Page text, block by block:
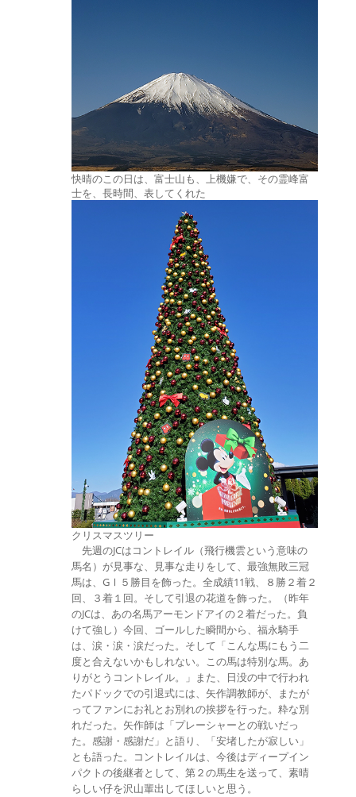
快晴のこの日は、富士山も、上機嫌で、その霊峰富
士を、長時間、表してくれた
クリスマスツリー
先週のJCはコントレイル（飛行機雲という意味の
馬名）が見事な、見事な走りをして、最強無敗三冠
馬は、GⅠ５勝目を飾った。全成績11戦、８勝２着２
回、３着１回。そして引退の花道を飾った。（昨年
のJCは、あの名馬アーモンドアイの２着だった。負
けて強し）今回、ゴールした瞬間から、福永騎手
は、涙・涙・涙だった。そして「こんな馬にもう二
度と合えないかもしれない。この馬は特別な馬。あ
りがとうコントレイル。」また、日没の中で行われ
たパドックでの引退式には、矢作調教師が、またが
ってファンにお礼とお別れの挨拶を行った。粋な別
れだった。矢作師は「プレーシャーとの戦いだっ
た。感謝・感謝だ」と語り、「安堵したが寂しい」
とも語った。コントレイルは、今後はディープイン
パクトの後継者として、第２の馬生を送って、素晴
らしい仔を沢山輩出してほしいと思う。